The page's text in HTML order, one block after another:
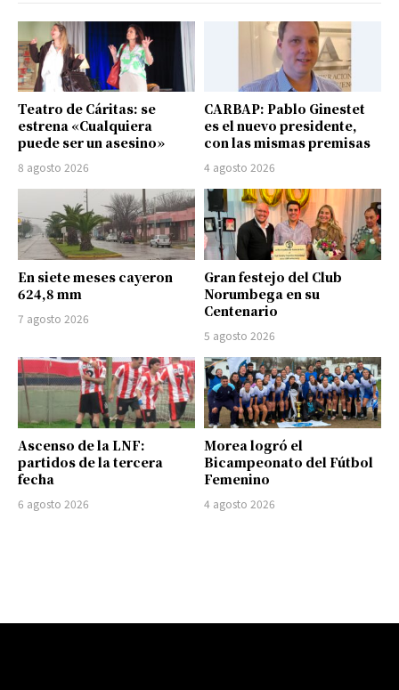
Teatro de Cáritas: se
estrena «Cualquiera
puede ser un asesino»
8 agosto 2026
CARBAP: Pablo Ginestet
es el nuevo presidente,
con las mismas premisas
4 agosto 2026
En siete meses cayeron
624,8 mm
7 agosto 2026
Gran festejo del Club
Norumbega en su
Centenario
5 agosto 2026
Ascenso de la LNF:
partidos de la tercera
fecha
6 agosto 2026
Morea logró el
Bicampeonato del Fútbol
Femenino
4 agosto 2026